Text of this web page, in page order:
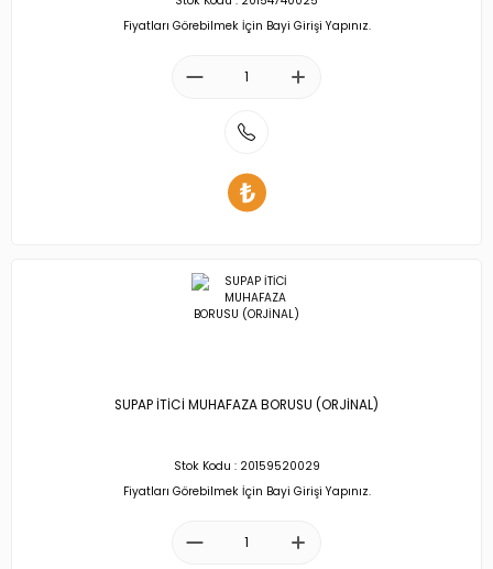
Fiyatları Görebilmek İçin Bayi Girişi Yapınız.
SUPAP İTİCİ MUHAFAZA BORUSU (ORJİNAL)
Stok Kodu : 20159520029
Fiyatları Görebilmek İçin Bayi Girişi Yapınız.